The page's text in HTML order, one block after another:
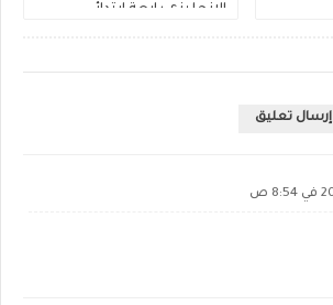
الانجليزى رابعة ابتدائي
إرسال تعليق